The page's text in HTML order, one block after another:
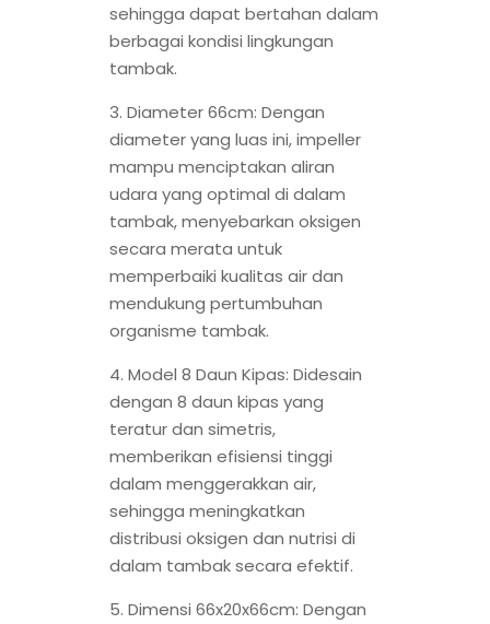
sehingga dapat bertahan dalam
berbagai kondisi lingkungan
tambak.
3. Diameter 66cm: Dengan
diameter yang luas ini, impeller
mampu menciptakan aliran
udara yang optimal di dalam
tambak, menyebarkan oksigen
secara merata untuk
memperbaiki kualitas air dan
mendukung pertumbuhan
organisme tambak.
4. Model 8 Daun Kipas: Didesain
dengan 8 daun kipas yang
teratur dan simetris,
memberikan efisiensi tinggi
dalam menggerakkan air,
sehingga meningkatkan
distribusi oksigen dan nutrisi di
dalam tambak secara efektif.
5. Dimensi 66x20x66cm: Dengan